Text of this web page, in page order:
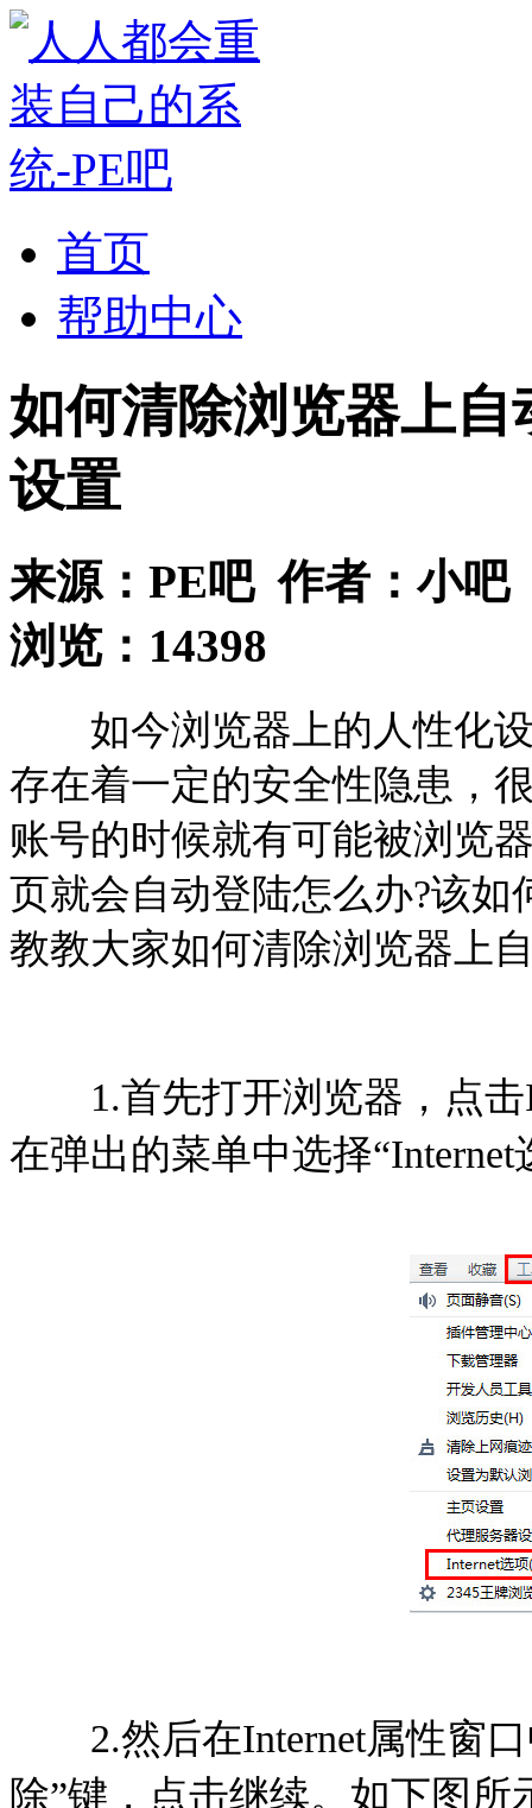
首页
帮助中心
如何清除浏览器上
设置
来源： PE吧作者：小吧
浏览： 14398
如今浏览器上的人性化设
存在着一定的安全性隐患，
账号的时候就有可能被浏览
页就会自动登陆怎么办?该
教教大家如何清除浏览器上
1.首先打开浏览器，点击
在弹出的菜单中选择
2.然后在Internet属性窗口
除”键，点击继续。如下图所